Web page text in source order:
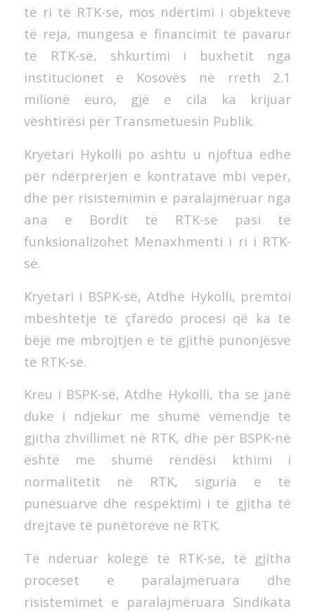
të ri të RTK-së, mos ndërtimi i objekteve
të reja, mungesa e financimit të pavarur
të RTK-së, shkurtimi i buxhetit nga
institucionet e Kosovës në rreth 2.1
milionë euro, gjë e cila ka krijuar
vështirësi për Transmetuesin Publik.
Kryetari Hykolli po ashtu u njoftua edhe
për ndërprerjen e kontratave mbi vepër,
dhe për risistemimin e paralajmëruar nga
ana e Bordit të RTK-së pasi të
funksionalizohet Menaxhmenti i ri i RTK-
së.
Kryetari i BSPK-së, Atdhe Hykolli, premtoi
mbështetje të çfarëdo procesi që ka të
bëjë me mbrojtjen e të gjithë punonjësve
të RTK-së.
Kreu i BSPK-së, Atdhe Hykolli, tha se janë
duke i ndjekur me shumë vëmendje të
gjitha zhvillimet në RTK, dhe për BSPK-në
është me shumë rëndësi kthimi i
normalitetit në RTK, siguria e të
punësuarve dhe respektimi i të gjitha të
drejtave të punëtorëve në RTK.
Të nderuar kolegë të RTK-së, të gjitha
proceset e paralajmëruara dhe
risistemimet e paralajmëruara Sindikata